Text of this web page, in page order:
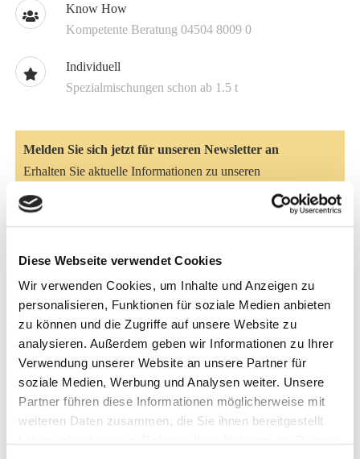
Diese Webseite verwendet Cookies
Wir verwenden Cookies, um Inhalte und Anzeigen zu
personalisieren, Funktionen für soziale Medien anbieten
zu können und die Zugriffe auf unsere Website zu
analysieren. Außerdem geben wir Informationen zu Ihrer
Verwendung unserer Website an unsere Partner für
soziale Medien, Werbung und Analysen weiter. Unsere
Partner führen diese Informationen möglicherweise mit
weiteren Daten zusammen, die Sie ihnen bereitgestellt
Know How
Kompetente Beratung 04504 8009 0
Individuell
Spezialmischungen schon ab 1.5 t
Melden Sie sich jetzt für unseren Newsletter an
Erhalten Sie aktuelle Informationen zu unseren
Sonderangeboten und zu neuen Produkten
Hier anmelden
von Pferden an ihre tägliche Futterration. Das NATURE’S
BEST Senior Müsli wurde gezielt entwickelt, um diesen
neuen physiologischen Herausforderungen gerecht zu
werden. Die durchdachte Rezeptur verzichtet bewusst auf
Hafer sowie den Zusatz von Melasse und liefert stattdessen